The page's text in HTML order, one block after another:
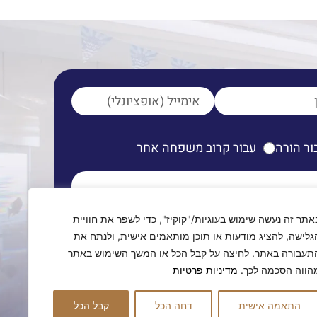
זה נעשה שימוש בעוגיות/"קוקיז", כדי לשפר את חוויית
להציג מודעות או תוכן מותאמים אישית, ולנתח את
באתר. לחיצה על קבל הכל או המשך השימוש באתר
הסכמה לכך. מדיניות פרטיות
התאמה אישית דחה הכל קבל הכל
הורה עבור קרוב משפחה אחר
לחזור אליכםבהקדם